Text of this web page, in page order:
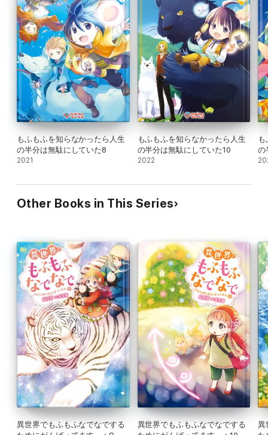
もふもふを知らなかったら人生
の半分は無駄にしていた8
2021
もふもふを知らなかったら人生
の半分は無駄にしていた10
2022
の
Other Books in This Series
異世界でもふもふなでなでする
異世界でもふもふなでなでする
異